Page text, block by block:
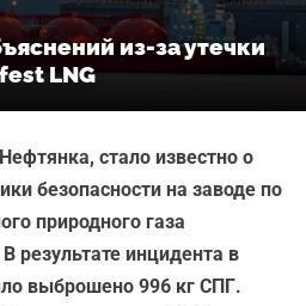
из-за утечки
LNG
стало известно о
безопасности на заводе по
природного газа
результате инцидента в
выброшено 996 кг СПГ.